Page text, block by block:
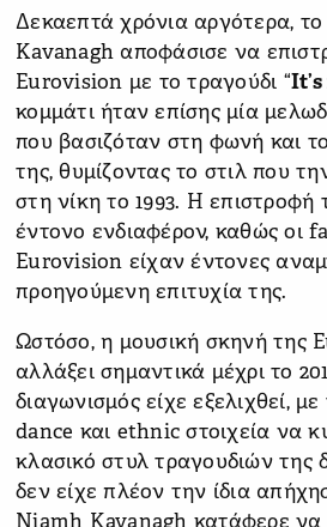
Δεκαεπτά χρόνια αργότερα,
Kavanagh αποφάσισε να
Eurovision με το τραγούδι “
κομμάτι ήταν επίσης μία
που βασιζόταν στη φωνή και
της, θυμίζοντας το στιλ που
στη νίκη το 1993. Η επιστροφή
έντονο ενδιαφέρον, καθώς οι
Eurovision είχαν έντονες
προηγούμενη επιτυχία της.
Ωστόσο, η μουσική σκηνή της
αλλάξει σημαντικά μέχρι το
διαγωνισμός είχε εξελιχθεί,
dance και ethnic στοιχεία να
κλασικό στυλ τραγουδιών της
δεν είχε πλέον την ίδια